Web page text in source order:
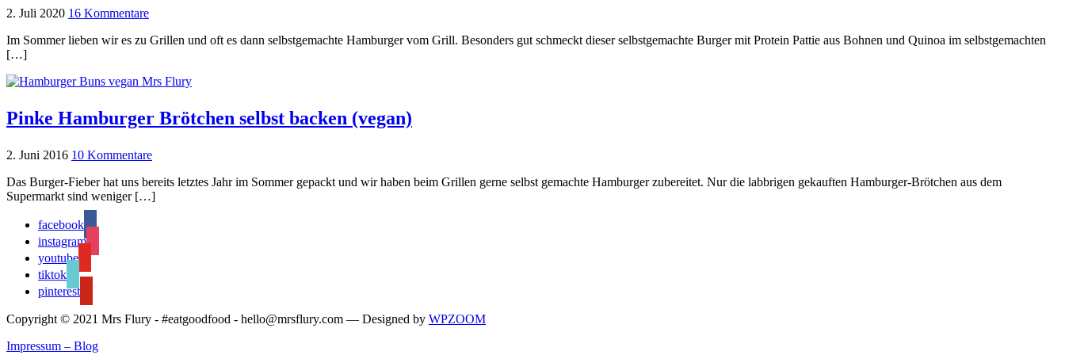
2. Juli 2020 16 Kommentare
Im Sommer lieben wir es zu Grillen und oft es dann selbstgemachte Hamburger vom Grill. Besonders gut schmeckt dieser selbstgemachte Burger mit Protein Pattie aus Bohnen und Quinoa im selbstgemachten
[…]
Pinke Hamburger Brötchen selbst backen (vegan)
2. Juni 2016 10 Kommentare
Das Burger-Fieber hat uns bereits letztes Jahr im Sommer gepackt und wir haben beim Grillen gerne selbst gemachte Hamburger zubereitet. Nur die labbrigen gekauften Hamburger-Brötchen aus dem
Supermarkt sind weniger […]
facebook
instagram
youtube
tiktok
pinterest
Copyright © 2021 Mrs Flury - #eatgoodfood - hello@mrsflury.com — Designed by WPZOOM
Impressum – Blog